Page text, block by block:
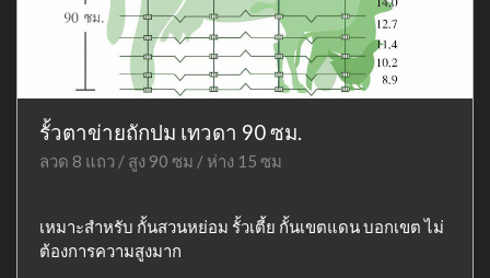
รั้วตาข่ายถักปม เทวดา 90 ซม.
ลวด 8 แถว / สูง 90 ซม / ห่าง 15 ซม
เหมาะสำหรับ กั้นสวนหย่อม รั้วเตี้ย กั้นเขตแดน บอกเขต ไม่
ต้องการความสูงมาก